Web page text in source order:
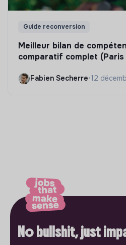
Guide reconversion
Meilleur bilan de
comparatif complet (Paris
Fabien Secherre•12
No bullshit, just